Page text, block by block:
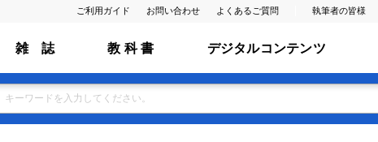
ご利用ガイド お問い合わせ よくあるご質問 執筆者の皆様
雑 誌 教 科 書 デジタルコンテンツ